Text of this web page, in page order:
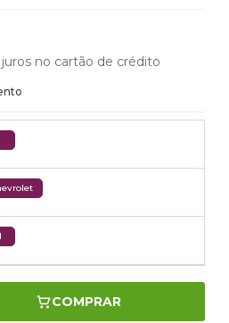
no cartão de crédito
COMPRAR